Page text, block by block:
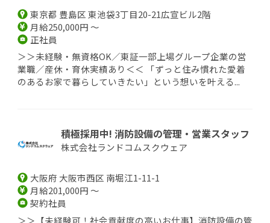
東京都 豊島区 東池袋3丁目20-21広宣ビル2階
月給250,000円 ～
正社員
＞＞未経験・無資格OK／東証一部上場グループ企業の営
業職／産休・育休実績あり＜＜ 「ずっと住み慣れた愛着
のあるお家で暮らしていきたい」という想いを叶える...
積極採用中! 消防設備の管理・営業スタッフ
株式会社ランドコムスクウェア
大阪府 大阪市西区 南堀江1-11-1
月給201,000円 ～
契約社員
＞＞【未経験可！社会貢献度の高いお仕事】消防設備の管